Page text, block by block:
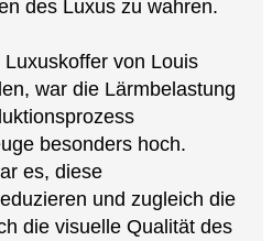
des Luxus zu wahren.
von Louis
war die Lärmbelastung
besonders hoch.
es, diese
und zugleich die
die visuelle Qualität des